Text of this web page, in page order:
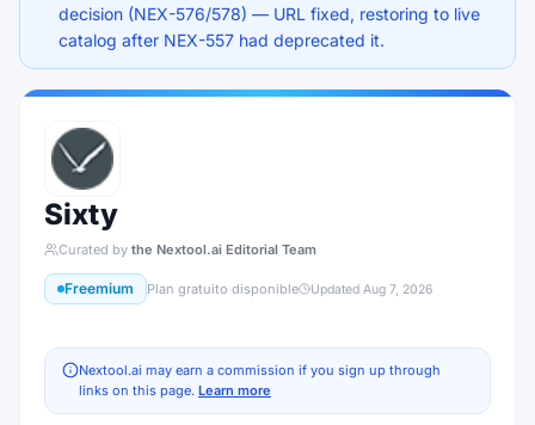
decision (NEX-576/578) — URL fixed, restoring to live
catalog after NEX-557 had deprecated it.
Sixty
Curated by the Nextool.ai Editorial Team
Freemium Plan gratuito disponible Updated Aug 7, 2026
Nextool.ai may earn a commission if you sign up through
links on this page. Learn more